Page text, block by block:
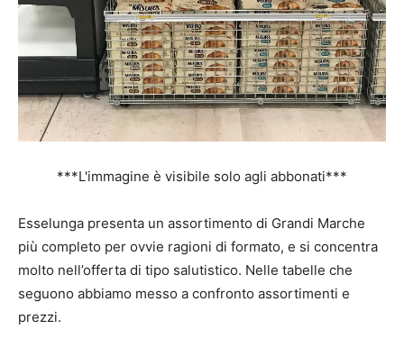
***L'immagine è visibile solo agli abbonati***
Esselunga presenta un assortimento di Grandi Marche
più completo per ovvie ragioni di formato, e si concentra
molto nell’offerta di tipo salutistico. Nelle tabelle che
seguono abbiamo messo a confronto assortimenti e
prezzi.